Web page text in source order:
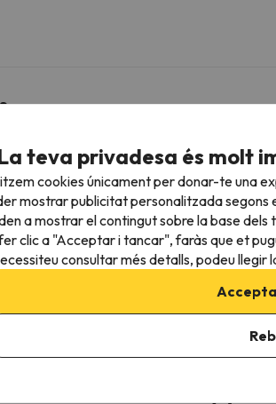
admet mascotes.
properes
1.1 km 4 min
1.3 km 6 min
Skiables)
teva privadesa és molt
cookies únicament per donar-te una
mostrar publicitat personalitzada segons
a mostrar el contingut sobre la base
clic a "Acceptar i tancar", faràs que et
consultar més detalls, podeu llegir